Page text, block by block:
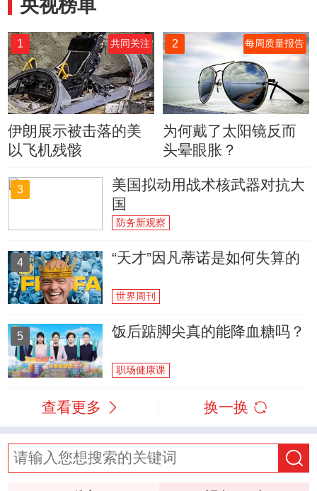
央视榜单
1 共同关注
伊朗展示被击落的美
以飞机残骸
2 每周质量报告
为何戴了太阳镜反而
头晕眼胀？
3
美国拟动用战术核武器对抗大
国
防务新观察
4 “天才”因凡蒂诺是如何失算的
世界周刊
5 饭后踮脚尖真的能降血糖吗？
职场健康课
查看更多 换一换